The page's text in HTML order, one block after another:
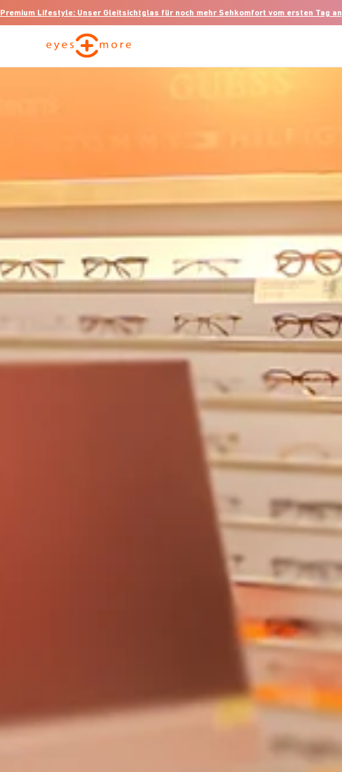
Premium Lifestyle: Unser Gleitsichtglas für noch mehr Sehkomfort vom ersten Tag an